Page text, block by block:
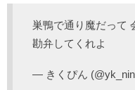
巣鴨で通り魔だって
勘弁してくれよ
— きくぴん